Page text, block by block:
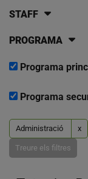
STAFF
PROGRAMA
Programa
Programa
Administració x
Treure els filtres